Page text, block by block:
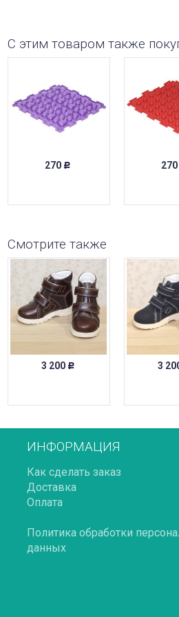
С этим товаром также
270 Р 270
Смотрите также
3 200 Р 3
ИНФОРМАЦИЯ
Как сделать заказ
Доставка
Оплата
Политика обработки
данных